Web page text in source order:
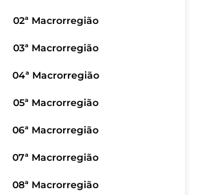
02ª Macrorregião
03ª Macrorregião
04ª Macrorregião
05ª Macrorregião
06ª Macrorregião
07ª Macrorregião
08ª Macrorregião